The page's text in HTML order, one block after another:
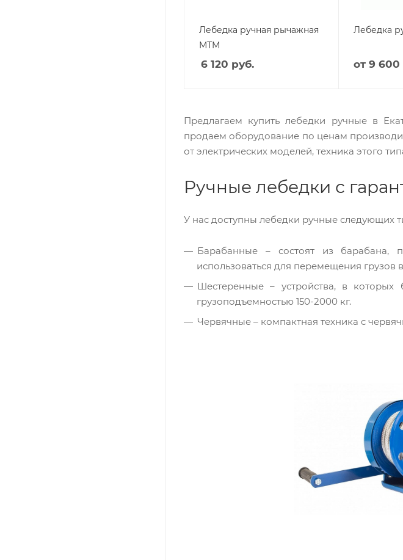
Лебедка ручная рычажная
МТМ
6 120 руб.
Лебедка
от 9 600
Предлагаем купить лебедки ручные в
продаем оборудование по ценам
от электрических моделей, техника этого
Ручные лебедки с
У нас доступны лебедки ручные следующих
Барабанные – состоят из барабана,
использоваться для перемещения грузов
Шестеренные – устройства, в
грузоподъемностью 150-2000 кг.
Червячные – компактная техника с